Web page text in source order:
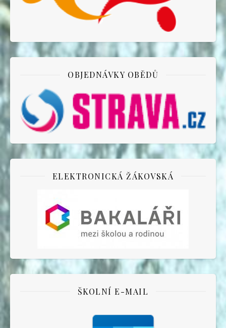
OBJEDNÁVKY OBĚDŮ
ELEKTRONICKÁ ŽÁKOVSKÁ
ŠKOLNÍ E-MAIL